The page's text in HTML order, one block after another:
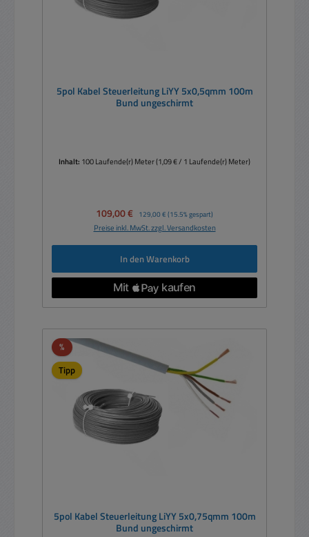
5pol Kabel Steuerleitung LiYY 5x0,5qmm 100m
Bund ungeschirmt
Inhalt: 100 Laufende(r) Meter(1,09 € / 1 Laufende(r) Meter)
Verkaufspreis:
109,00 € Regulärer Preis:
129,00 € (15.5% gespart)
Preise inkl. MwSt. zzgl. Versandkosten
In den Warenkorb
%Rabatt
Tipp
5pol Kabel Steuerleitung LiYY 5x0,75qmm 100m
Bund ungeschirmt